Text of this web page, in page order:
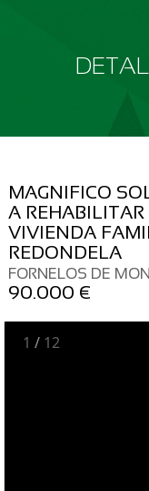
MAGNIFICO
A
VIVIENDA
REDONDELA
FORNELOS DE
90.000 €
1 / 12